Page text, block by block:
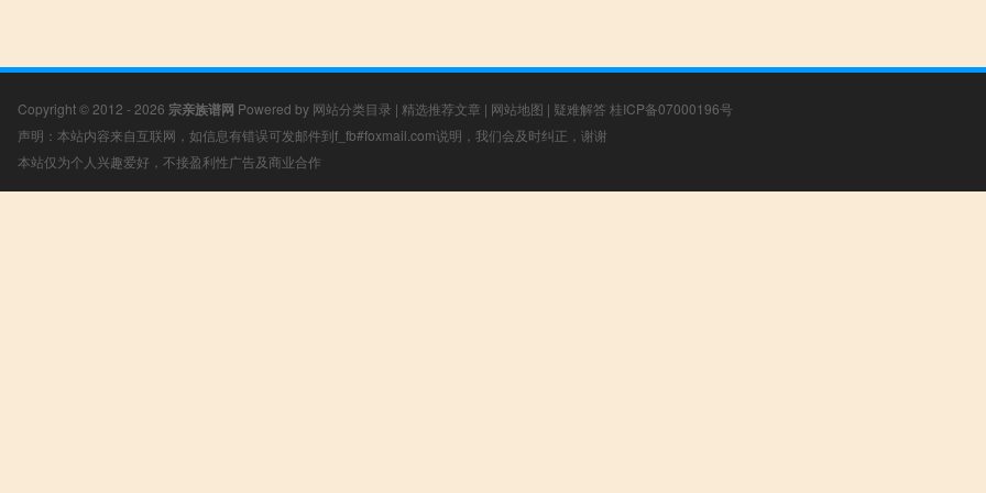
Copyright © 2012 - 2026 宗亲族谱网 Powered by 网站分类目录 | 精选推荐文章 | 网站地图 | 疑难解答 桂ICP备07000196号
声明：本站内容来自互联网，如信息有错误可发邮件到f_fb#foxmail.com说明，我们会及时纠正，谢谢
本站仅为个人兴趣爱好，不接盈利性广告及商业合作